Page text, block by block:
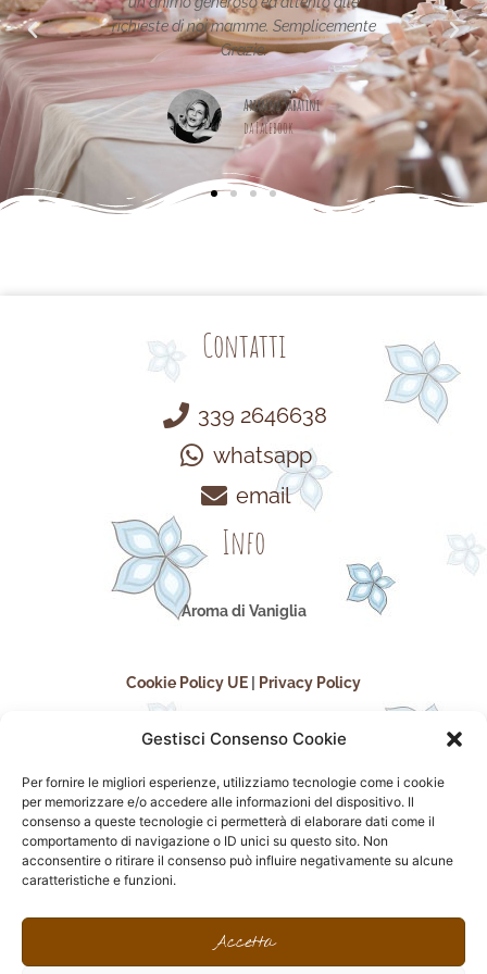
Gestisci Consenso Cookie
Per fornire le migliori esperienze, utilizziamo tecnologie come i cookie
per memorizzare e/o accedere alle informazioni del dispositivo. Il
consenso a queste tecnologie ci permetterà di elaborare dati come il
comportamento di navigazione o ID unici su questo sito. Non
acconsentire o ritirare il consenso può influire negativamente su alcune
caratteristiche e funzioni.
Accetta
mamme. Semplicemente
Grazie.
Arianna Sabatini
da Facebook
Maria Teresa Masela
da Facebook
Contatti
339 2646638
whatsapp
email
Info
Aroma di Vaniglia
Cookie Policy UE Privacy Policy
seguici sui social
F
I
n
P
i
F